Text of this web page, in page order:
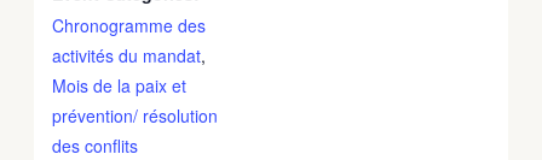
Chronogramme des
activités du mandat,
Mois de la paix et
prévention/ résolution
des conflits